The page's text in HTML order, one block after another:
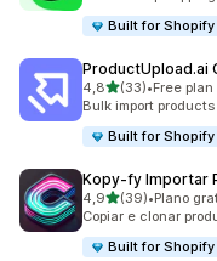
Built for Shopify
ProductUpload.ai
4,8de 5 estrelas
(33)
33 total de•Free
Bulk import
Built for Shopify
Kopy‑fy Importar
4,9de 5 estrelas
(39)
39 total de•Plano
Copiar e clonar
Built for Shopify